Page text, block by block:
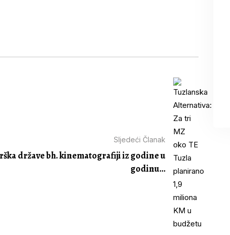
Sljedeći Članak
države bh. kinematografiji iz godine u
godinu...